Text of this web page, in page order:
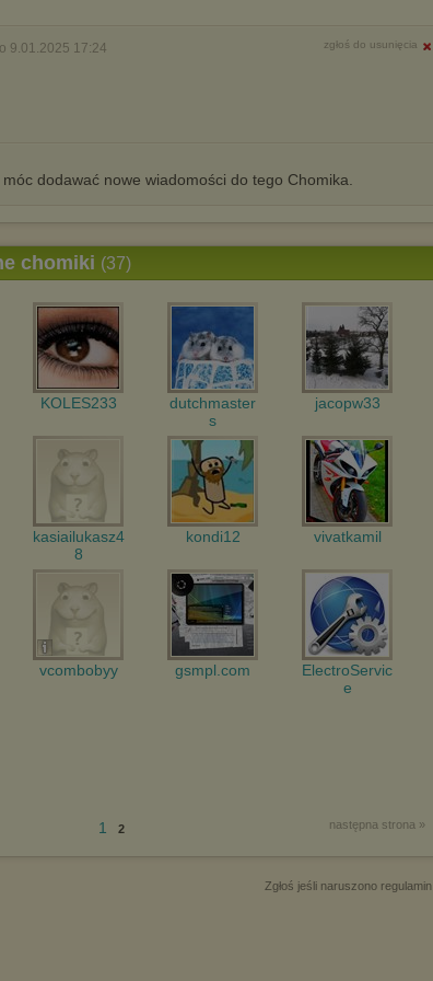
9.01.2025 17:24 zgłoś do usunięcia
dodawać nowe wiadomości do tego Chomika.
chomiki (37)
KOLES233
dutchmaster
s
jacopw33
kasiailukasz4
8
kondi12 vivatkamil
vcombobyy gsmpl.com
ElectroServic
e
następna strona »
1 2
Zgłoś jeśli naruszono regulamin